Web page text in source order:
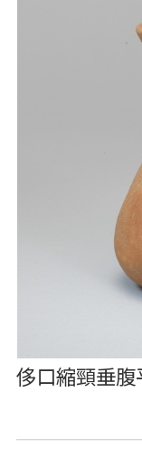
侈口縮頸垂腹